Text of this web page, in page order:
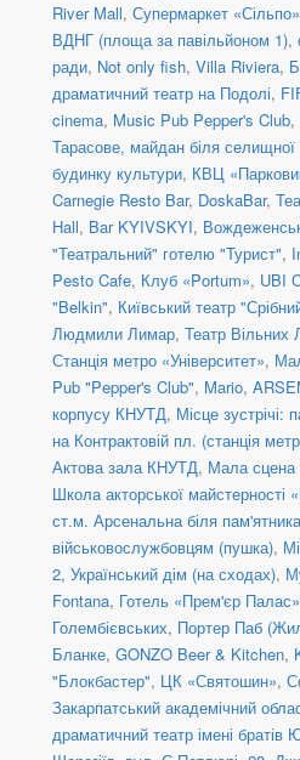
River Mall, Супермаркет «Сільпо»
ВДНГ (площа за павільйоном 1),
ради, Not only fish, Villa Riviera,
драматичний театр на Подолі,
cinema, Music Pub Pepper's Club,
Тарасове, майдан біля
будинку культури, КВЦ
Carnegie Resto Bar, DoskaBar,
Hall, Bar KYIVSKYI,
"Театральний" готелю "Турист",
Pesto Cafe, Клуб «Portum», UBI
"Belkin", Київський театр
Людмили Лимар, Театр Вільних
Станція метро «Університет»,
Pub "Pepper's Club", Mario,
корпусу КНУТД, Місце зустрічі:
на Контрактовій пл. (станція
Актова зала КНУТД, Мала сцена
Школа акторської майстерності
ст.м. Арсенальна біля
військовослужбовцям (пушка),
2, Український дім (на сходах),
Fontana, Готель «Прем'єр Палас»
Голембієвських, Портер Паб
Бланке, GONZO Beer & Kitchen,
"Блокбастер", ЦК «Святошин»,
Закарпатський академічний
драматичний театр імені братів